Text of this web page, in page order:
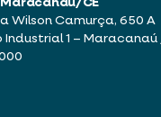
CE
Wilson Camurça, 650 A
Industrial 1 – Maracanaú